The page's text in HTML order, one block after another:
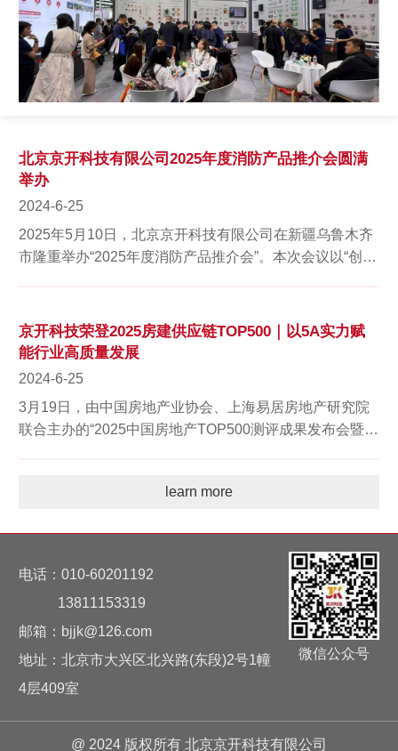
北京京开科技有限公司2025年度消防产品推介会圆满
举办
2024-6-25
2025年5月10日，北京京开科技有限公司在新疆乌鲁木齐
市隆重举办“2025年度消防产品推介会”。本次会议以“创新
京开科技荣登2025房建供应链TOP500｜以5A实力赋
能行业高质量发展
2024-6-25
3月19日，由中国房地产业协会、上海易居房地产研究院
联合主办的“2025中国房地产TOP500测评成果发布会暨房
learn more
电话：010-60201192
13811153319
邮箱：bjjk@126.com
地址：北京市大兴区北兴路(东段)2号1幢
4层409室
微信公众号
@ 2024 版权所有 北京京开科技有限公司